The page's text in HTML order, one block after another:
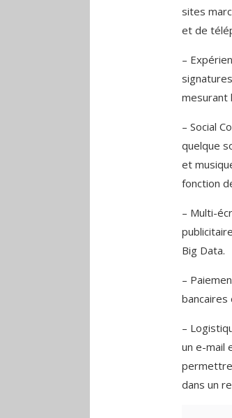
sites
et de
–
mesurant
– Social
quelque
et
fonction
– Multi-
Big Data.
–
bancaires
–
un e-mail
dans un